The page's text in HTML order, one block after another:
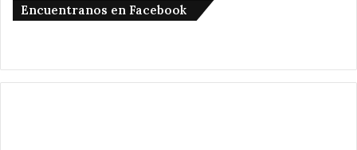
Encuentranos en Facebook